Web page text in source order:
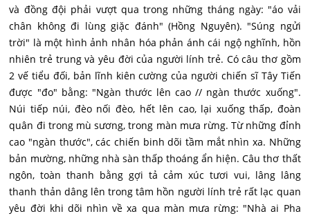
và đồng đội phải vượt qua trong những tháng ngày: "áo vải
chân không đi lùng giặc đánh" (Hồng Nguyên). "Súng ngửi
trời" là một hình ảnh nhân hóa phản ánh cái ngộ nghĩnh, hồn
nhiên trẻ trung và yêu đời của người lính trẻ. Có câu thơ gồm
2 vế tiểu đối, bản lĩnh kiên cường của người chiến sĩ Tây Tiến
được "đo" bằng: "Ngàn thước lên cao // ngàn thước xuống".
Núi tiếp núi, đèo nối đèo, hết lên cao, lại xuống thấp, đoàn
quân đi trong mù sương, trong màn mưa rừng. Từ những đỉnh
cao "ngàn thước", các chiến binh dõi tầm mắt nhìn xa. Những
bản mường, những nhà sàn thấp thoáng ẩn hiện. Câu thơ thất
ngôn, toàn thanh bằng gợi tả cảm xúc tươi vui, lâng lâng
thanh thản dâng lên trong tâm hồn người lính trẻ rất lạc quan
yêu đời khi dõi nhìn về xa qua màn mưa rừng: "Nhà ai Pha